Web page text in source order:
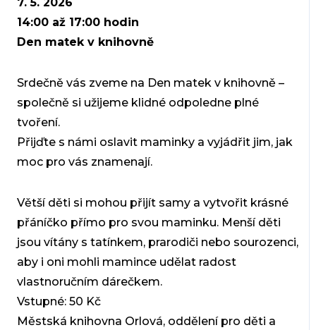
14:00 až 17:00 hodin
Den matek v knihovně
Srdečně vás zveme na Den matek v knihovně –
společně si užijeme klidné odpoledne plné
tvoření.
Přijďte s námi oslavit maminky a vyjádřit jim, jak
moc pro vás znamenají.
Větší děti si mohou přijít samy a vytvořit krásné
přáníčko přímo pro svou maminku. Menší děti
jsou vítány s tatínkem, prarodiči nebo sourozenci,
aby i oni mohli mamince udělat radost
vlastnoručním dárečkem.
Vstupné: 50 Kč
Městská knihovna Orlová, oddělení pro děti a